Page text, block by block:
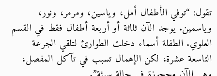
تقول: “توفي الأطفال أمل، وياسين، ومرمر، ونور،
وياسمين. يوجد الآن ثلاثة أو أربعة أطفال فقط في القسم
العلوي. الطفلة أسماء دخلت الطوارئ لتلقي الجرعة
التاسعة عشرة، لكن الإهمال تسبب في تآكل المفصل،